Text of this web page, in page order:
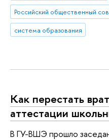
система образования
Как перестать
аттестации
В ГУ-ВШЭ прошло